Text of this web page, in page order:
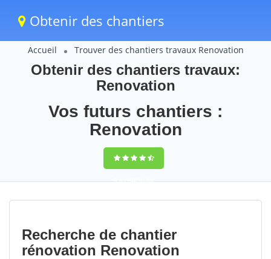
Obtenir des chantiers
Accueil Trouver des chantiers travaux Renovation
Obtenir des chantiers travaux:
Renovation
Vos futurs chantiers :
Renovation
9,5(100%)80
votes
Recherche de chantier
rénovation Renovation